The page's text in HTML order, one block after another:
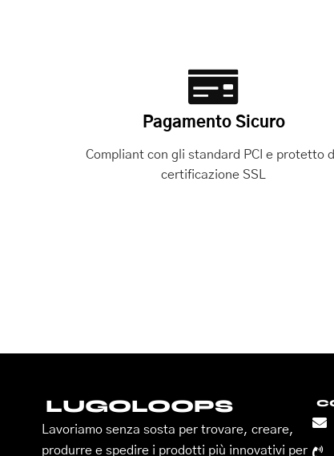
Pagamento Sicuro
Compliant con gli standard PCI e protetto
certificazione SSL
LUGOLOOPS
Lavoriamo senza sosta per trovare, creare,
produrre e spedire i prodotti più innovativi per